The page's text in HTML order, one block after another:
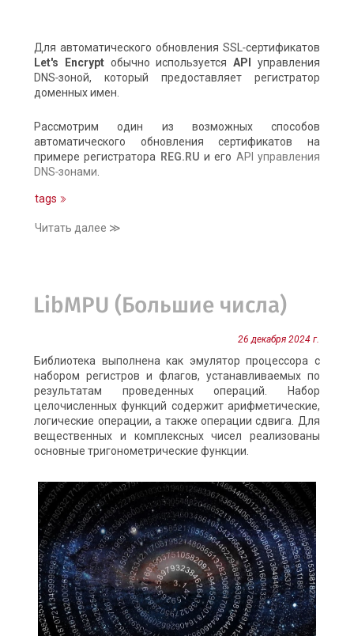
Для автоматического обновления SSL‑сертификатов
Let's Encrypt обычно используется API
управления
DNS‑зоной, который предоставляет регистратор
доменных имен.
Рассмотрим один из возможных способов
автоматического обновления сертификатов на
примере регистратора REG.RU и его API управления
DNS‑зонами
tags
Читать далее ≫
LibMPU (Большие числа)
26 декабря 2024 г.
Библиотека выполнена как эмулятор процессора с
набором регистров и флагов, устанавливаемых по
результатам проведенных операций. Набор
целочисленных функций содержит арифметические,
логические операции, а также операции сдвига. Для
вещественных и комплексных чисел реализованы
основные тригонометрические функции.